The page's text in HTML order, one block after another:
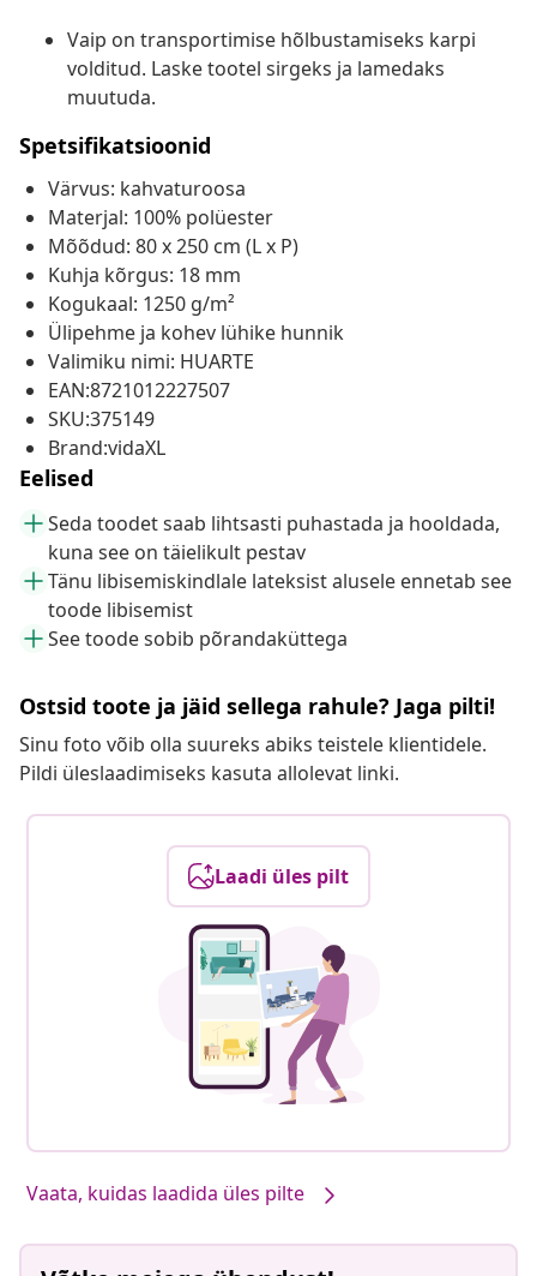
Vaip on transportimise hõlbustamiseks karpi
volditud. Laske tootel sirgeks ja lamedaks
muutuda.
Spetsifikatsioonid
Värvus: kahvaturoosa
Materjal: 100% polüester
Mõõdud: 80 x 250 cm (L x P)
Kuhja kõrgus: 18 mm
Kogukaal: 1250 g/m²
Ülipehme ja kohev lühike hunnik
Valimiku nimi: HUARTE
EAN:8721012227507
SKU:375149
Brand:vidaXL
Eelised
Seda toodet saab lihtsasti puhastada ja hooldada,
kuna see on täielikult pestav
Tänu libisemiskindlale lateksist alusele ennetab see
toode libisemist
See toode sobib põrandaküttega
Ostsid toote ja jäid sellega rahule? Jaga pilti!
Sinu foto võib olla suureks abiks teistele klientidele.
Pildi üleslaadimiseks kasuta allolevat linki.
Laadi üles pilt
Vaata, kuidas laadida üles pilte